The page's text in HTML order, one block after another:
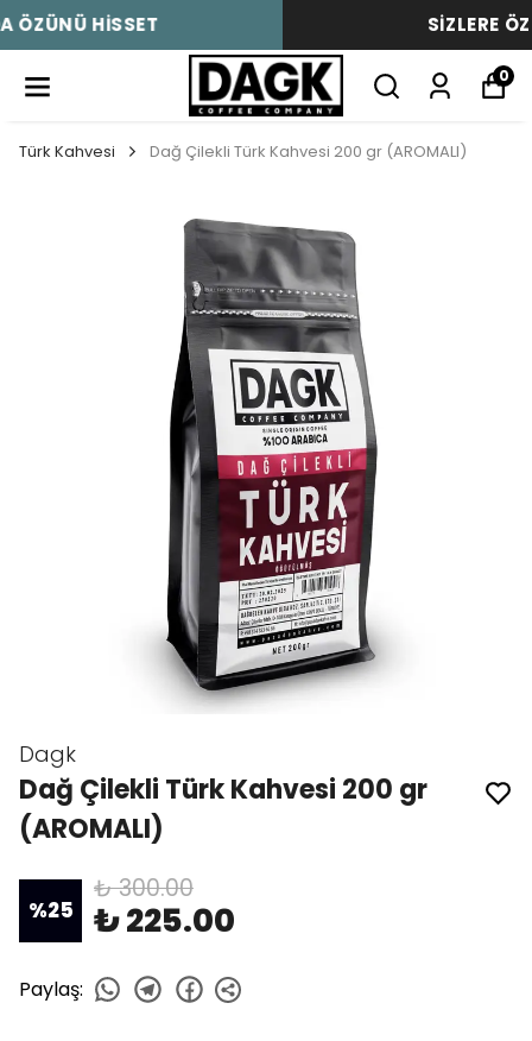
SİZLERE ÖZEL İNDİRİMLER!
0
Türk Kahvesi Dağ Çilekli Türk Kahvesi 200 gr (AROMALI)
Dagk
Dağ Çilekli Türk Kahvesi 200 gr
(AROMALI)
%25
₺ 300.00
₺ 225.00
Paylaş: